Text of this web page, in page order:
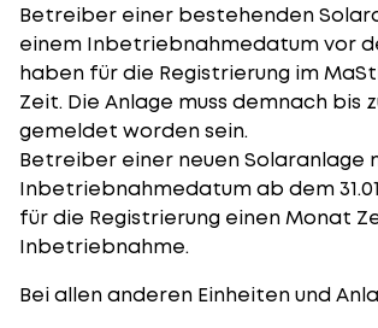
Betreiber einer bestehenden
einem Inbetriebnahmedatum vor
haben für die Registrierung im
Zeit. Die Anlage muss demnach bis
gemeldet worden sein.
Betreiber einer neuen Solaranlage
Inbetriebnahmedatum ab dem
für die Registrierung einen Monat
Inbetriebnahme.
Bei allen anderen Einheiten und